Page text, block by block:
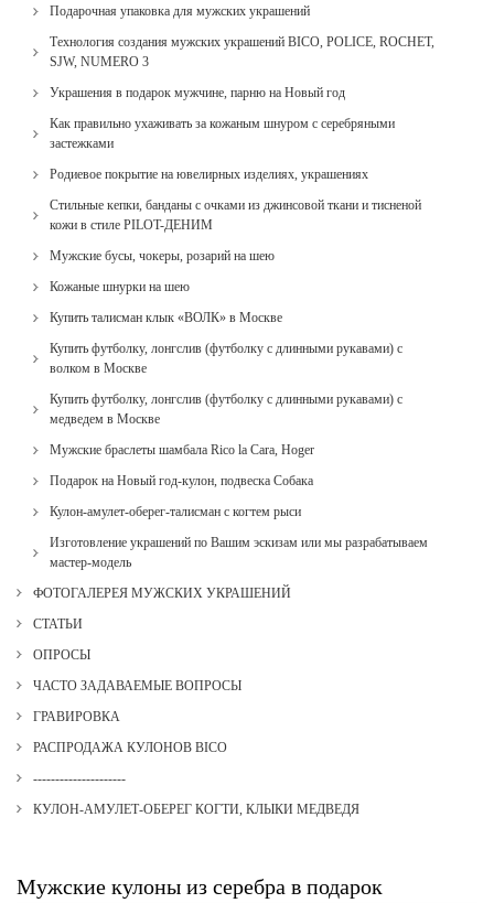
Подарочная упаковка для мужских украшений
Технология создания мужских украшений BICO, POLICE, ROCHET,
SJW, NUMERO 3
Украшения в подарок мужчине, парню на Новый год
Как правильно ухаживать за кожаным шнуром с серебряными
застежками
Родиевое покрытие на ювелирных изделиях, украшениях
Стильные кепки, банданы с очками из джинсовой ткани и тисненой
кожи в стиле PILOT-ДЕНИМ
Мужские бусы, чокеры, розарий на шею
Кожаные шнурки на шею
Купить талисман клык «ВОЛК» в Москве
Купить футболку, лонгслив (футболку с длинными рукавами) с
волком в Москве
Купить футболку, лонгслив (футболку с длинными рукавами) с
медведем в Москве
Мужские браслеты шамбала Rico la Cara, Hoger
Подарок на Новый год-кулон, подвеска Собака
Кулон-амулет-оберег-талисман с когтем рыси
Изготовление украшений по Вашим эскизам или мы разрабатываем
мастер-модель
ФОТОГАЛЕРЕЯ МУЖСКИХ УКРАШЕНИЙ
СТАТЬИ
ОПРОСЫ
ЧАСТО ЗАДАВАЕМЫЕ ВОПРОСЫ
ГРАВИРОВКА
РАСПРОДАЖА КУЛОНОВ BICO
---------------------
КУЛОН-АМУЛЕТ-ОБЕРЕГ КОГТИ, КЛЫКИ МЕДВЕДЯ
Мужские кулоны из серебра в подарок